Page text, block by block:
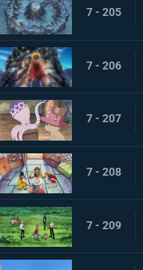
7 - 205
7 - 206
7 - 207
7 - 208
7 - 209